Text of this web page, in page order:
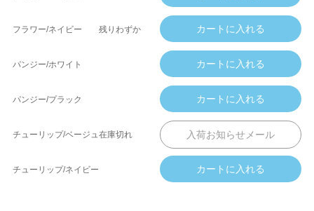
フラワー/ネイビー 残りわずか
パンジー/ホワイト
パンジー/プラック
チューリップ/ベージュ 在庫切れ
チューリップ/ネイビー